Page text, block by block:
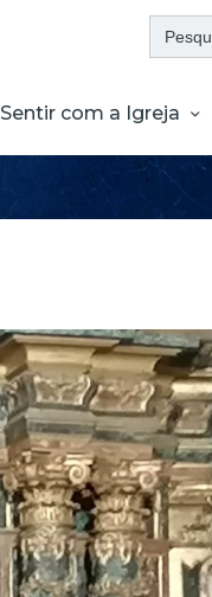
Search
for:
Sentir com a Igreja